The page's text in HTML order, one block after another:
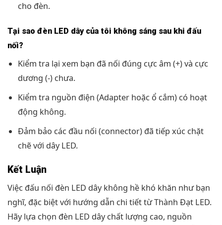
cho đèn.
Tại sao đèn LED dây của tôi không sáng sau khi đấu
nối?
Kiểm tra lại xem bạn đã nối đúng cực âm (+) và cực
dương (-) chưa.
Kiểm tra nguồn điện (Adapter hoặc ổ cắm) có hoạt
động không.
Đảm bảo các đầu nối (connector) đã tiếp xúc chặt
chẽ với dây LED.
Kết Luận
Việc đấu nối đèn LED dây không hề khó khăn như bạn
nghĩ, đặc biệt với hướng dẫn chi tiết từ Thành Đạt LED.
Hãy lựa chọn đèn LED dây chất lượng cao, nguồn